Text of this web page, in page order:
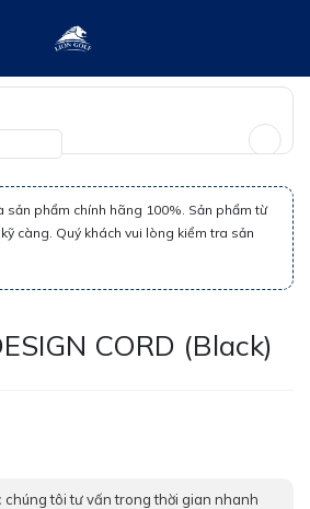
sản phẩm chính hãng 100%. Sản phẩm từ
càng. Quý khách vui lòng kiểm tra sản
CORD (Black)
tôi tư vấn trong thời gian nhanh